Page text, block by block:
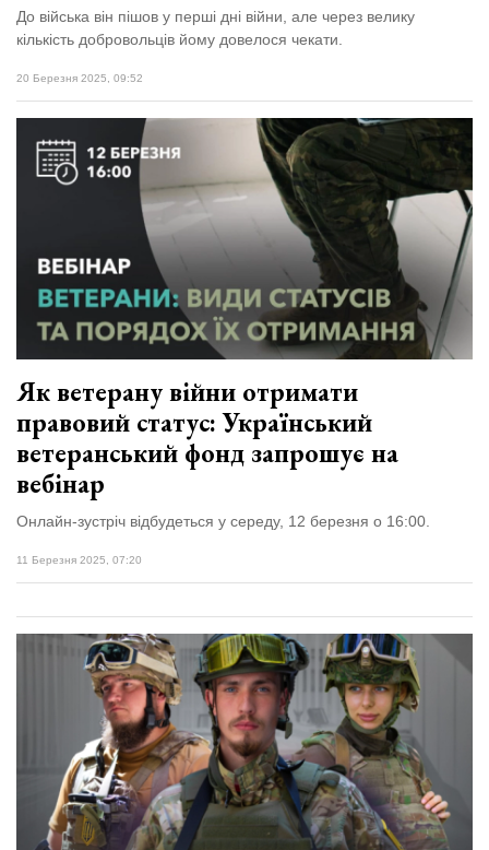
До війська він пішов у перші дні війни, але через велику
кількість добровольців йому довелося чекати.
20 Березня 2025, 09:52
Як ветерану війни отримати
правовий статус: Український
ветеранський фонд запрошує на
вебінар
Онлайн-зустріч відбудеться у середу, 12 березня о 16:00.
11 Березня 2025, 07:20